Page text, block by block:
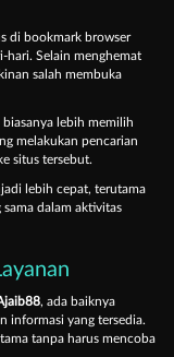
di bookmark browser
hari. Selain menghemat
salah membuka
biasanya lebih memilih
melakukan pencarian
situs tersebut.
lebih cepat, terutama
sama dalam aktivitas
, ada baiknya
informasi yang tersedia.
tanpa harus mencoba